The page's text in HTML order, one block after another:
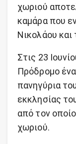
χωριού
καμάρα που
Νικολάου
Στις 23
Πρόδρομο
πανηγύρια
εκκλησίας
από τον
χωριού.